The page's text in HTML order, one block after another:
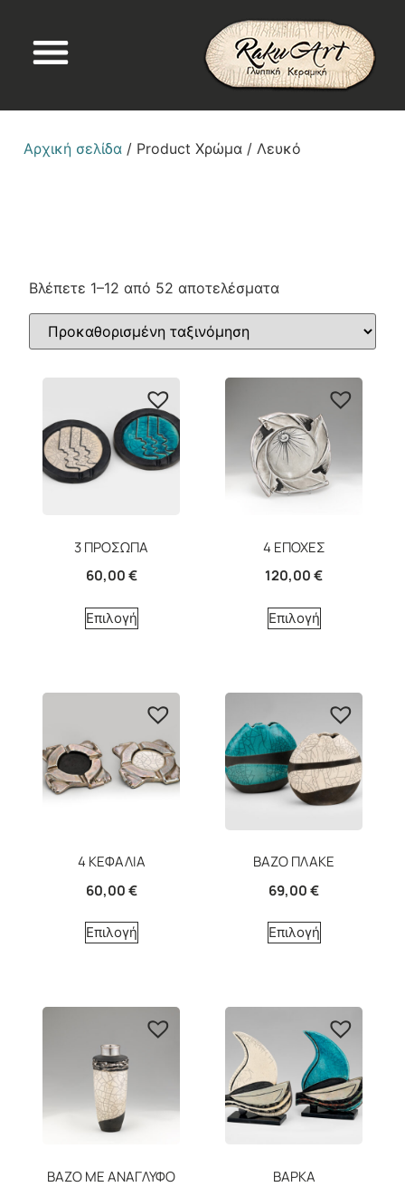
Αρχική σελίδα / Product Χρώμα / Λευκό
Βλέπετε 1–12 από 52 αποτελέσματα
3 ΠΡΟΣΩΠΑ
60,00€
Επιλογή
4 ΕΠΟΧΕΣ
120,00€
Επιλογή
4 ΚΕΦΑΛΙΑ
60,00€
Επιλογή
BAZO ΠΛΑΚΕ
69,00€
Επιλογή
ΒΑΖΟ ΜΕ ΑΝΑΓΛΥΦΟ
ΒΑΡΚΑ